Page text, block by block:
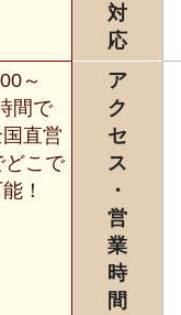
対
応
～
間で
直営
どこで
！
ア
ク
セ
ス
・
営
業
時
間